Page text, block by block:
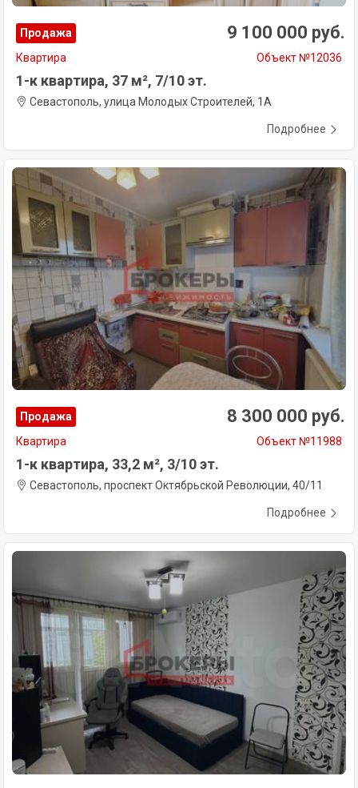
Продажа 9 100 000 руб.
Квартира Объект №12036
1-к квартира, 37 м², 7/10 эт.
Севастополь, улица Молодых Строителей, 1А
Подробнее
Продажа 8 300 000 руб.
Квартира Объект №11988
1-к квартира, 33,2 м², 3/10 эт.
Севастополь, проспект Октябрьской Революции, 40/11
Подробнее